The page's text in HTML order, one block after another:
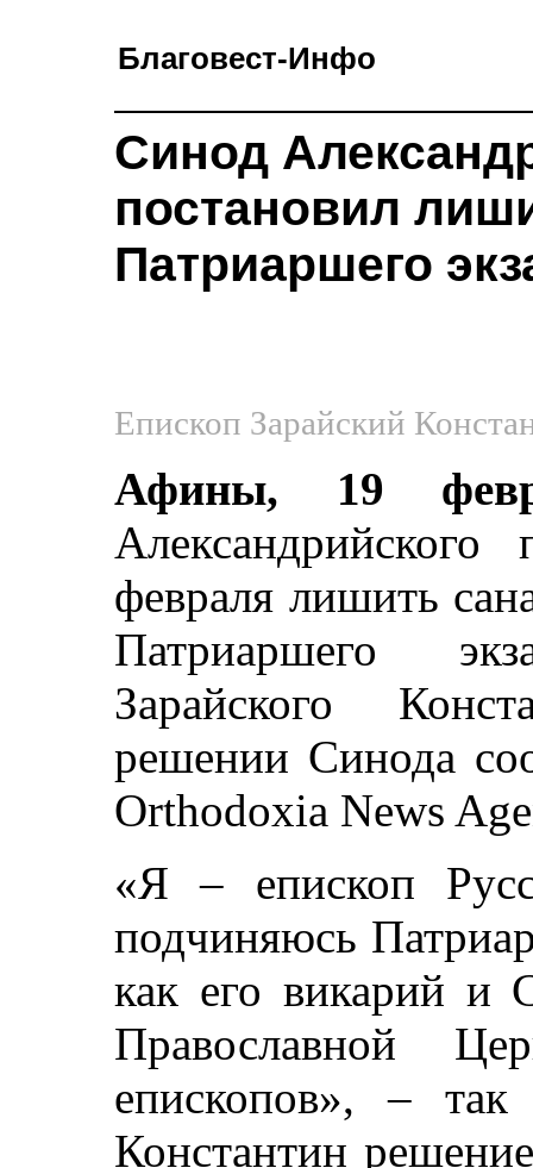
Благовест-Инфо
Синод
постановил
Патриаршего
Епископ Зарайский
Афины, 19
Александрийского
февраля лишить
Патриаршего
Зарайского
решении Синода
Orthodoxia News
«Я – епископ
подчиняюсь
как его викарий и
Православной
епископов», – так
Константин